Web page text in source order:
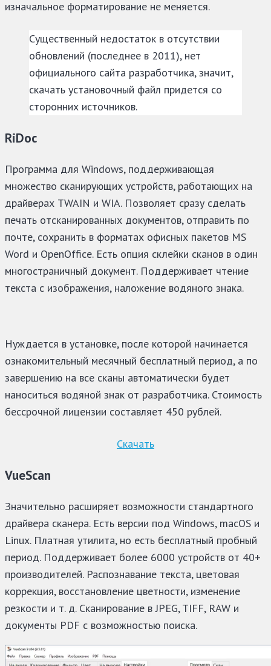
изначальное форматирование не меняется.
Существенный недостаток в отсутствии
обновлений (последнее в 2011), нет
официального сайта разработчика, значит,
скачать установочный файл придется со
сторонних источников.
RiDoc
Программа для Windows, поддерживающая
множество сканирующих устройств, работающих на
драйверах TWAIN и WIA. Позволяет сразу сделать
печать отсканированных документов, отправить по
почте, сохранить в форматах офисных пакетов MS
Word и OpenOffice. Есть опция склейки сканов в один
многостраничный документ. Поддерживает чтение
текста с изображения, наложение водяного знака.
Нуждается в установке, после которой начинается
ознакомительный месячный бесплатный период, а по
завершению на все сканы автоматически будет
наноситься водяной знак от разработчика. Стоимость
бессрочной лицензии составляет 450 рублей.
Скачать
VueScan
Значительно расширяет возможности стандартного
драйвера сканера. Есть версии под Windows, macOS и
Linux. Платная утилита, но есть бесплатный пробный
период. Поддерживает более 6000 устройств от 40+
производителей. Распознавание текста, цветовая
коррекция, восстановление цветности, изменение
резкости и т. д. Сканирование в JPEG, TIFF, RAW и
документы PDF с возможностью поиска.